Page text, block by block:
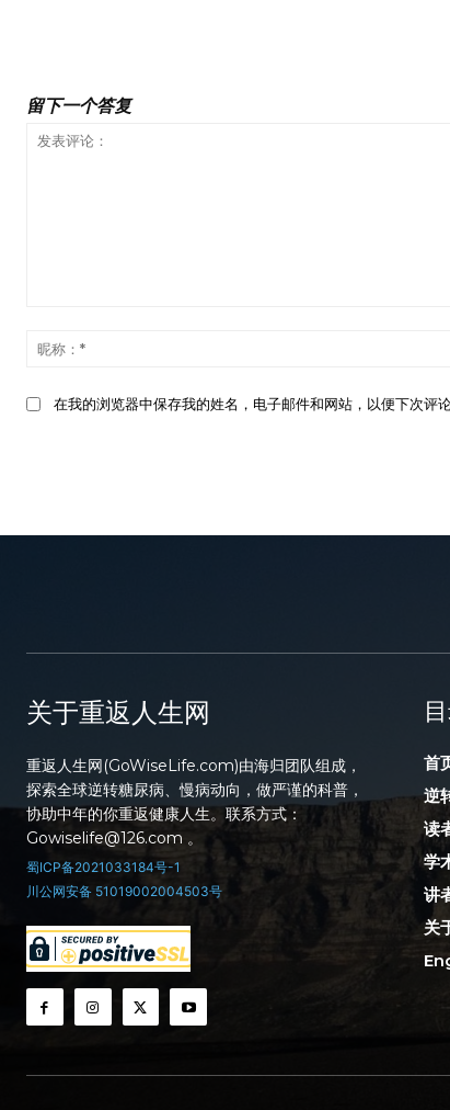
留下一个答复
表
在我的浏览器中保存我的姓名，电子邮件和网站，以便下次评论
关于重返人生网
重返人生网(GoWiseLife.com)由海归团队组成，
探索全球逆转糖尿病、慢病动向，做严谨的科普，
协助中年的你重返健康人生。联系方式：
Gowiselife@126.com 。
蜀ICP备2021033184号-1
川公网安备 51019002004503号
首
逆
读
学
讲
关